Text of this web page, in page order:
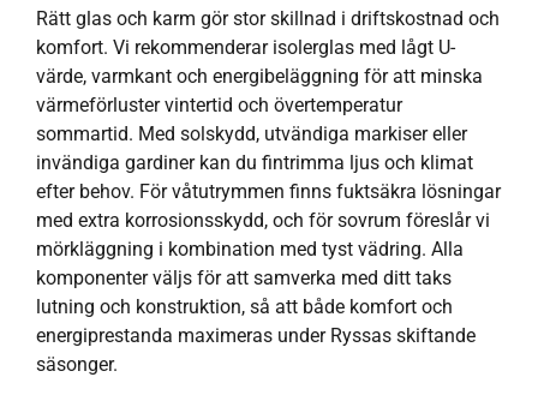
Rätt glas och karm gör stor skillnad i driftskostnad och
komfort. Vi rekommenderar isolerglas med lågt U-
värde, varmkant och energibeläggning för att minska
värmeförluster vintertid och övertemperatur
sommartid. Med solskydd, utvändiga markiser eller
invändiga gardiner kan du fintrimma ljus och klimat
efter behov. För våtutrymmen finns fuktsäkra lösningar
med extra korrosionsskydd, och för sovrum föreslår vi
mörkläggning i kombination med tyst vädring. Alla
komponenter väljs för att samverka med ditt taks
lutning och konstruktion, så att både komfort och
energiprestanda maximeras under Ryssas skiftande
säsonger.